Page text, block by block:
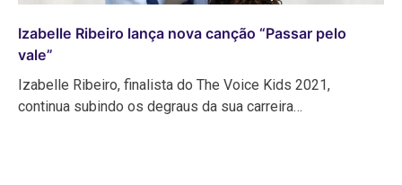
Izabelle Ribeiro lança nova canção “Passar pelo
vale”
Izabelle Ribeiro, finalista do The Voice Kids 2021,
continua subindo os degraus da sua carreira…